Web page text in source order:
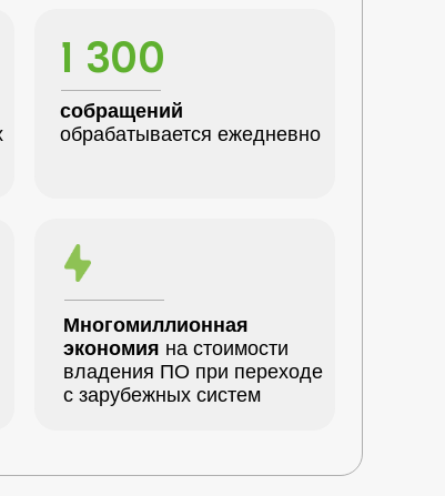
1 300
собращений
обрабатывается ежедневно
Многомиллионная
экономия на стоимости
владения ПО при переходе
с зарубежных систем